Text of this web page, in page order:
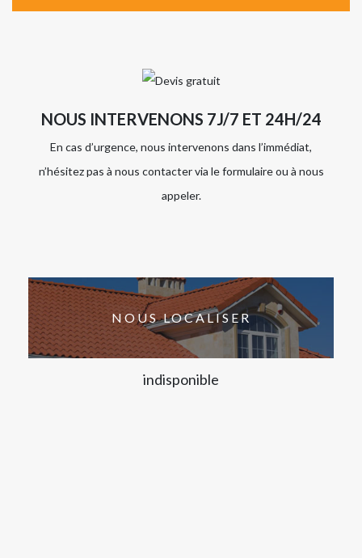
NOUS INTERVENONS 7J/7 ET 24H/24
En cas d’urgence, nous intervenons dans l’immédiat,
n’hésitez pas à nous contacter via le formulaire ou à nous
appeler.
NOUS LOCALISER
indisponible